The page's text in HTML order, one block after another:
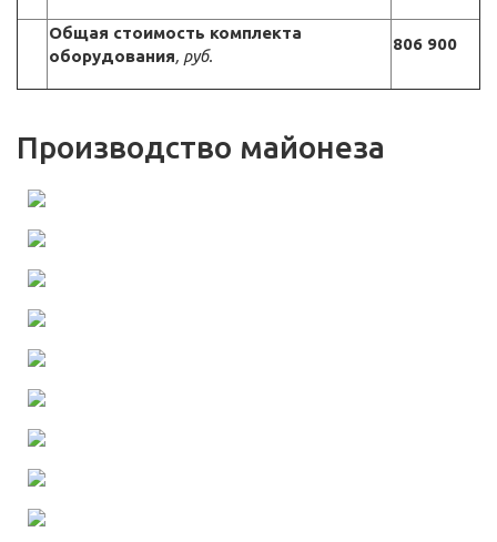
Общая стоимость комплекта
оборудования, руб.
806 900
Производство майонеза